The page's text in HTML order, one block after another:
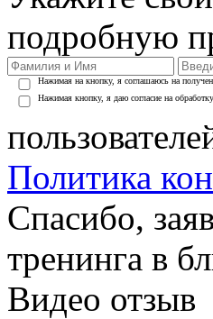
подробную
Нажимая на кнопку, я соглашаюсь на
Нажимая кнопку, я даю согласие на
Политика
Спасибо,
тренинга в
Видео отзыв